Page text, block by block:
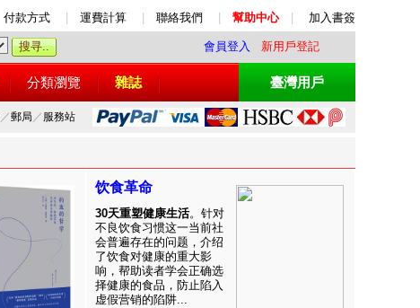
付款方式 運費計算 聯絡我們 幫助中心 加入書簽
會員登入 新用戶登記
分類瀏覽 雜誌 臺灣用戶
／郵局 ／ 服務站
饮食革命
30天重塑健康生活。针对
不良饮食习惯这一当前社
会普遍存在的问题，介绍
了饮食对健康的重大影
响，帮助读者学会正确选
择健康的食品，防止陷入
虚假营销的陷阱...